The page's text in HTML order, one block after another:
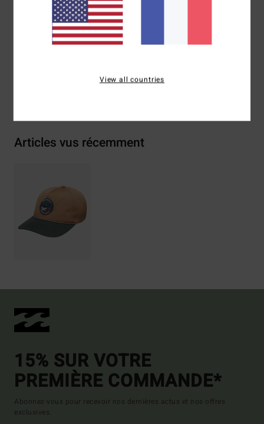
Composition[Matière principale] 100% polyester recyclé
Articles vus récemment
15% SUR VOTRE
PREMIÈRE COMMANDE*
Abonnez-vous pour recevoir nos dernières actus et nos offres
exclusives.
View all countries